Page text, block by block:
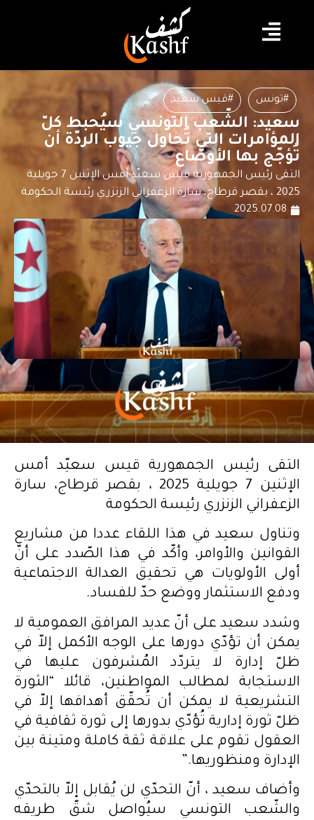
#تونس #قيس سعيد
سعيد: الشّعب التونسي سيُحبط كلّ
المؤامرات التي تُحاول جيوب الردّة أن
تُؤجّج بها الأوضاع
التقى رئيس الجمهورية قيس سعيّد أمس الإثنين 7 جويلية
2025 ، بقصر قرطاج، سارة الزعفراني الزنزري رئيسة الحكومة
2025.07.08
التقى رئيس الجمهورية قيس سعيّد أمس
الإثنين 7 جويلية 2025 ، بقصر قرطاج، سارة
الزعفراني الزنزري رئيسة الحكومة
وتناول سعيد في هذا اللقاء عددا من مشاريع
القوانين والأوامر، وأكّد في هذا الصّدد على أنّ
أولى الأولويات هي تحقيق العدالة الاجتماعية
ودفع الاستثمار ووضع حدّ للفساد.
وشدد سعيد على أنّ عديد المرافق العمومية لا
يمكن أن تؤدّي دورها على الوجه الأكمل إلاّ في
ظلّ إدارة لا يتردّد المُشرفون عليها في
الاستجابة لمطالب المواطنين، قائلا “الثورة
التشريعية لا يمكن أن تُحقّق أهدافها إلاّ في
ظلّ ثورة إدارية تُؤدّي بدورها إلى ثورة ثقافية في
العقول تقوم على علاقة ثقة كاملة ومتينة بين
الإدارة ومنظوريها.”
وأضاف سعيد ، أنّ التحدّي لن يُقابل إلاّ بالتحدّي
والشّعب التونسي سيُواصل شقّ طريقه